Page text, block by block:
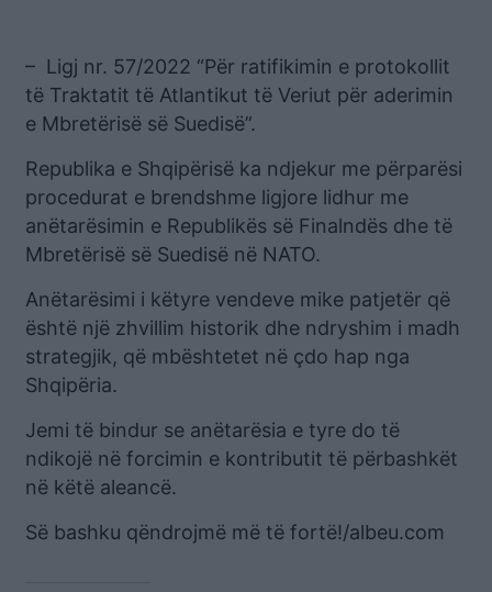
– Ligj nr. 57/2022 “Për ratifikimin e protokollit
të Traktatit të Atlantikut të Veriut për aderimin
e Mbretërisë së Suedisë”.
Republika e Shqipërisë ka ndjekur me përparësi
procedurat e brendshme ligjore lidhur me
anëtarësimin e Republikës së Finalndës dhe të
Mbretërisë së Suedisë në NATO.
Anëtarësimi i këtyre vendeve mike patjetër që
është një zhvillim historik dhe ndryshim i madh
strategjik, që mbështetet në çdo hap nga
Shqipëria.
Jemi të bindur se anëtarësia e tyre do të
ndikojë në forcimin e kontributit të përbashkët
në këtë aleancë.
Së bashku qëndrojmë më të fortë!/albeu.com